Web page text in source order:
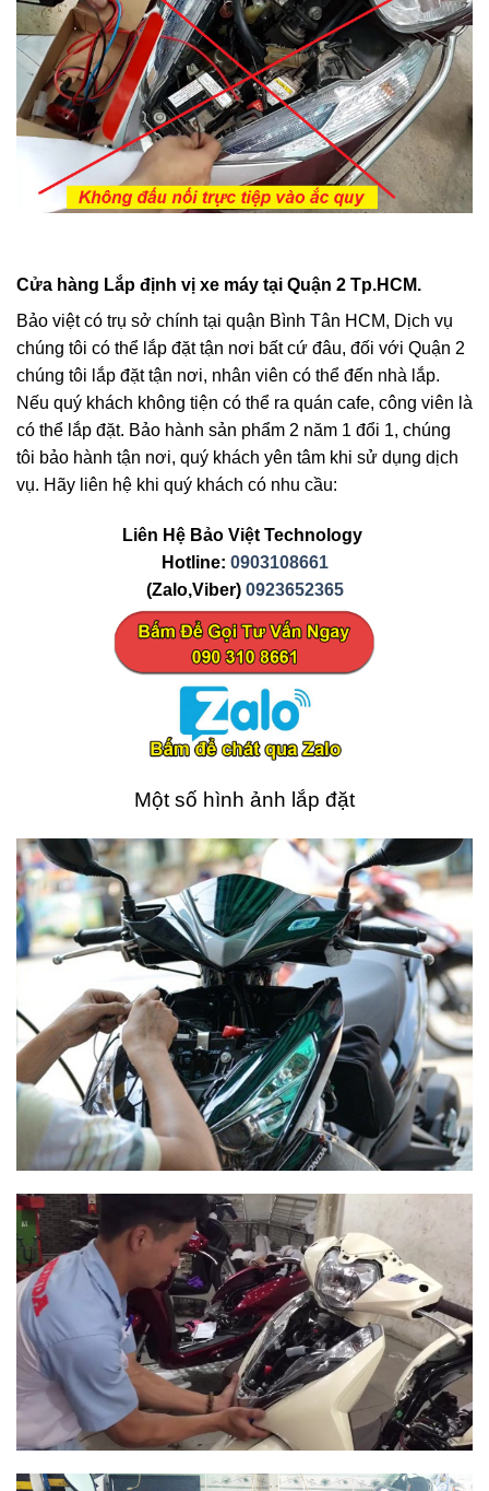
Cửa hàng Lắp định vị xe máy tại Quận 2 Tp.HCM.
Bảo việt có trụ sở chính tại quận Bình Tân HCM, Dịch vụ
chúng tôi có thể lắp đặt tận nơi bất cứ đâu, đối với Quận 2
chúng tôi lắp đặt tận nơi, nhân viên có thể đến nhà lắp.
Nếu quý khách không tiện có thể ra quán cafe, công viên là
có thể lắp đặt. Bảo hành sản phẩm 2 năm 1 đổi 1, chúng
tôi bảo hành tận nơi, quý khách yên tâm khi sử dụng dịch
vụ. Hãy liên hệ khi quý khách có nhu cầu:
Liên Hệ Bảo Việt Technology
Hotline: 0903108661
(Zalo,Viber) 0923652365
Một số hình ảnh lắp đặt